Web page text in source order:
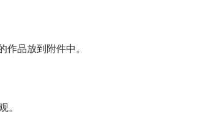
品放到附件中。